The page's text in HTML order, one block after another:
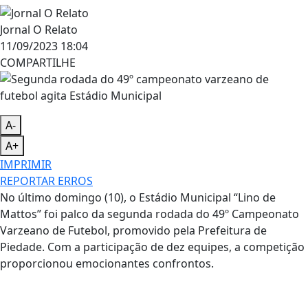
Jornal O Relato
11/09/2023 18:04
COMPARTILHE
A-
A+
IMPRIMIR
REPORTAR ERROS
No último domingo (10), o Estádio Municipal “Lino de
Mattos” foi palco da segunda rodada do 49º Campeonato
Varzeano de Futebol, promovido pela Prefeitura de
Piedade. Com a participação de dez equipes, a competição
proporcionou emocionantes confrontos.